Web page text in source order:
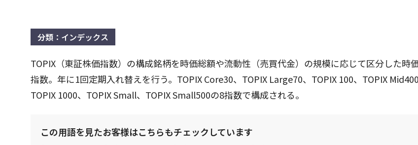
分類：インデックス
TOPIX（東証株価指数）の構成銘柄を時価総額や流動性（売買代金）の規模に応じて区分した時
指数。年に1回定期入れ替えを行う。TOPIX Core30、TOPIX Large70、TOPIX 100、TOPIX Mid400
TOPIX 1000、TOPIX Small、TOPIX Small500の8指数で構成される。
この用語を見たお客様はこちらもチェックしています